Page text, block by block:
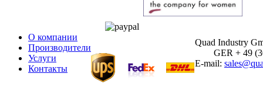
О компании
Производители
Услуги
Контакты
Quad Industry
GER + 49
E-mail: